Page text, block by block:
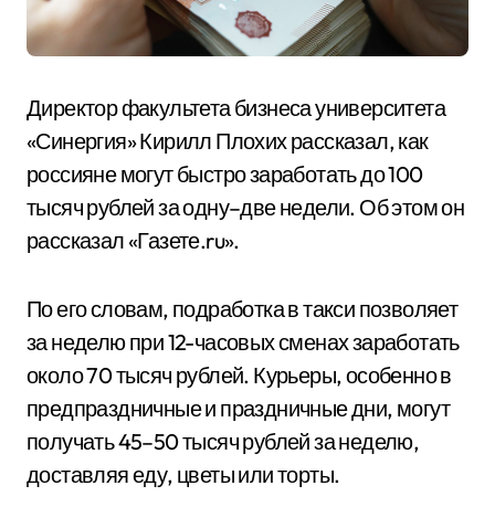
Директор факультета бизнеса университета
«Синергия» Кирилл Плохих рассказал, как
россияне могут быстро заработать до 100
тысяч рублей за одну–две недели. Об этом он
рассказал «Газете.ru».
По его словам, подработка в такси позволяет
за неделю при 12-часовых сменах заработать
около 70 тысяч рублей. Курьеры, особенно в
предпраздничные и праздничные дни, могут
получать 45–50 тысяч рублей за неделю,
доставляя еду, цветы или торты.